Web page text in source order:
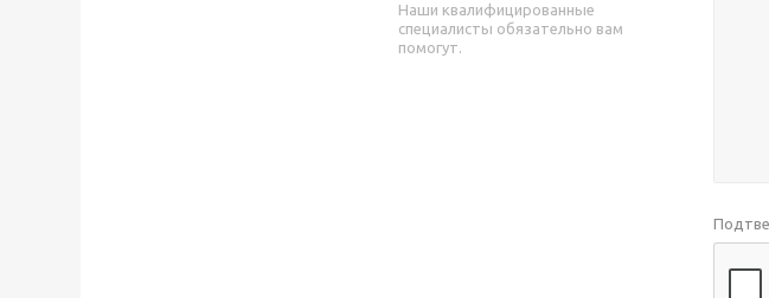
Наши квалифицированные
специалисты обязательно вам
помогут.